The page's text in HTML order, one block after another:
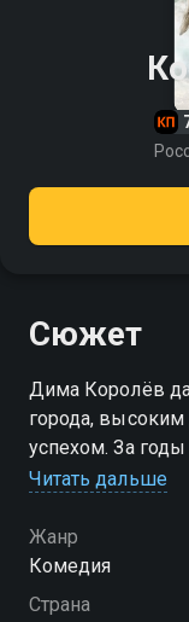
Сюжет
Дима Королёв
города, высоким
успехом. За
менеджером и
приходится
выкупить
месте появился
Читать дальше
Жанр
Комедия
Страна